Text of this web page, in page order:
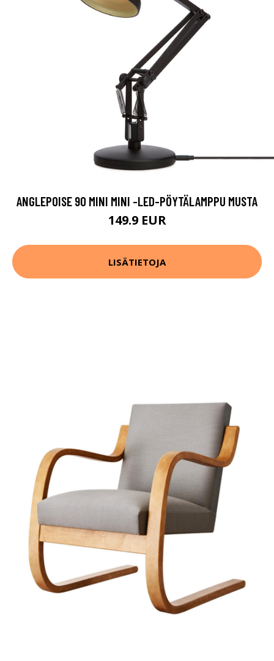
ANGLEPOISE 90 MINI MINI -LED-PÖYTÄLAMPPU MUSTA
149.9 EUR
LISÄTIETOJA